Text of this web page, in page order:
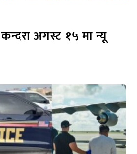
कन्दरा अगस्ट १५ मा न्यू